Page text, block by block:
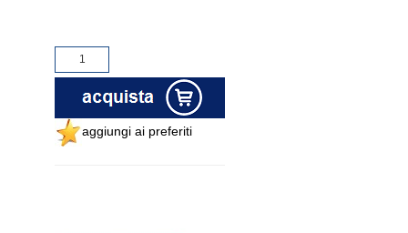
aggiungi ai preferiti